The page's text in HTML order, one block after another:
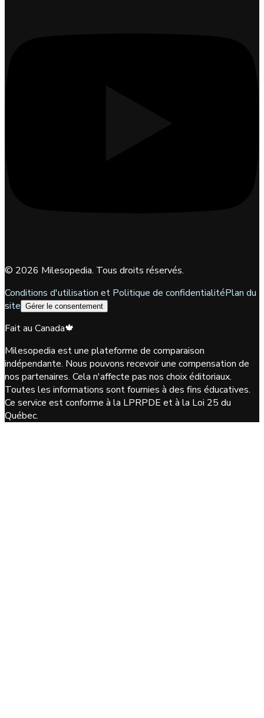
© 2026 Milesopedia. Tous droits réservés.
Conditions d'utilisation et Politique de confidentialitéPlan du
site Gérer le consentement
Fait au Canada🍁
Milesopedia est une plateforme de comparaison
indépendante. Nous pouvons recevoir une compensation de
nos partenaires. Cela n'affecte pas nos choix éditoriaux.
Toutes les informations sont fournies à des fins éducatives.
Ce service est conforme à la LPRPDE et à la Loi 25 du
Québec.